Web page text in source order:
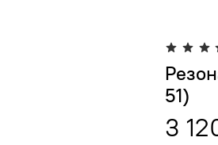
51)
3